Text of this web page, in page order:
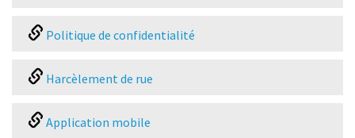
Politique de confidentialité
Harcèlement de rue
Application mobile